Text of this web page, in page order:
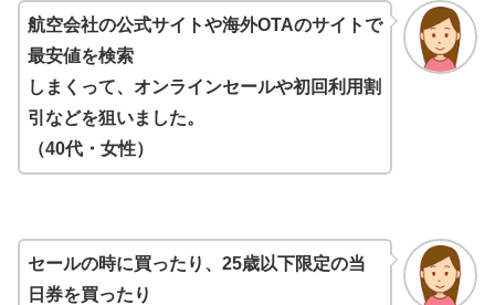
航空会社の公式サイトや海外OTAのサイトで
最安値を検索
しまくって、オンラインセールや初回利用割
引などを狙いました。
（40代・女性）
セールの時に買ったり、25歳以下限定の当
日券を買ったり